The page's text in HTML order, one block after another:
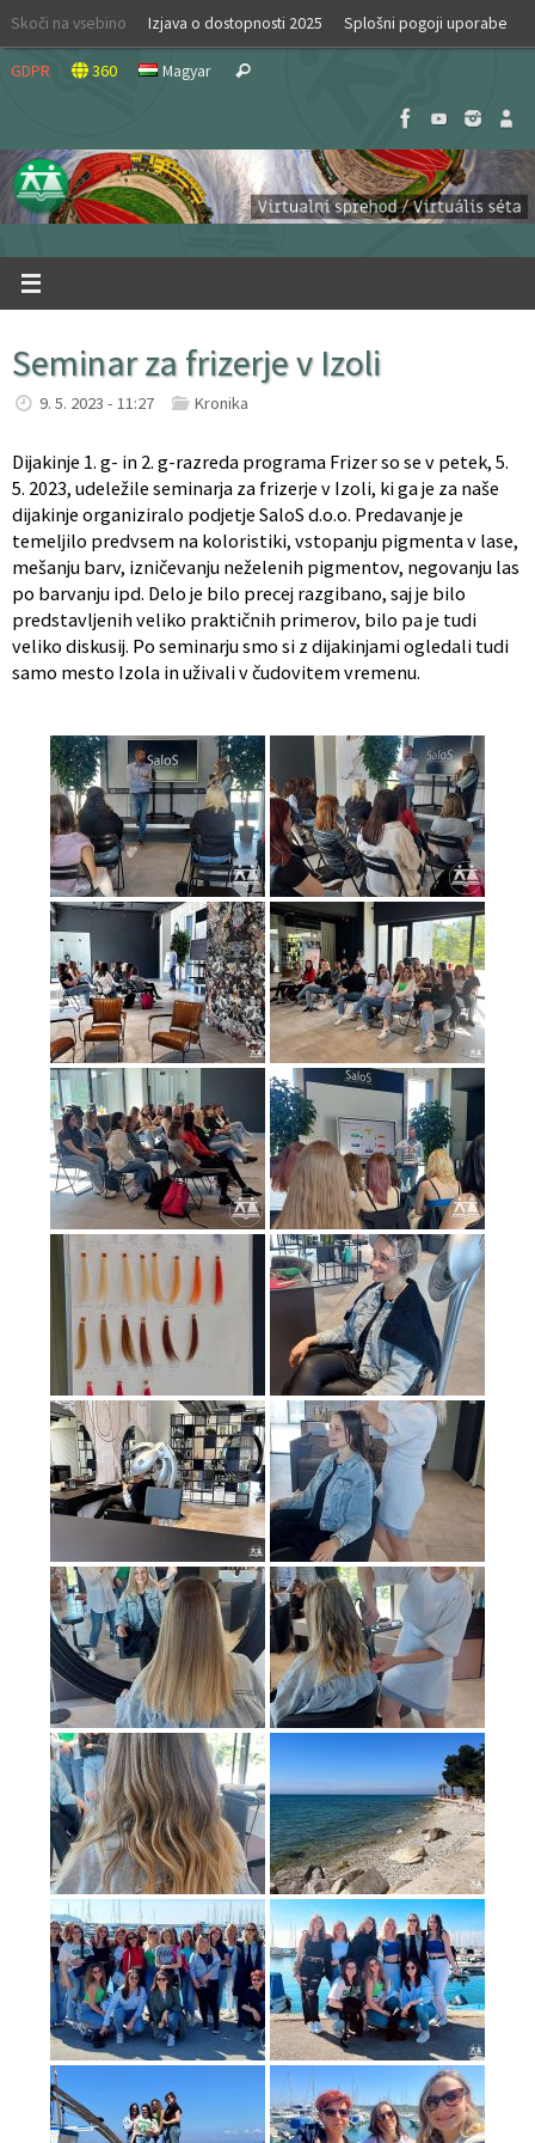
Skip
content
Skoči na vsebino Izjava o dostopnosti 2025 Splošni pogoji uporabe
GDPR 360 Magyar Search
Seminar za frizerje v Izoli
9. 5. 2023 - 11:27 Kronika
Dijakinje 1. g- in 2. g-razreda programa Frizer so se v petek, 5.
5. 2023, udeležile seminarja za frizerje v Izoli, ki ga je za naše
dijakinje organiziralo podjetje SaloS d.o.o. Predavanje je
temeljilo predvsem na koloristiki, vstopanju pigmenta v lase,
mešanju barv, izničevanju neželenih pigmentov, negovanju las
po barvanju ipd. Delo je bilo precej razgibano, saj je bilo
predstavljenih veliko praktičnih primerov, bilo pa je tudi
veliko diskusij. Po seminarju smo si z dijakinjami ogledali tudi
samo mesto Izola in uživali v čudovitem vremenu.